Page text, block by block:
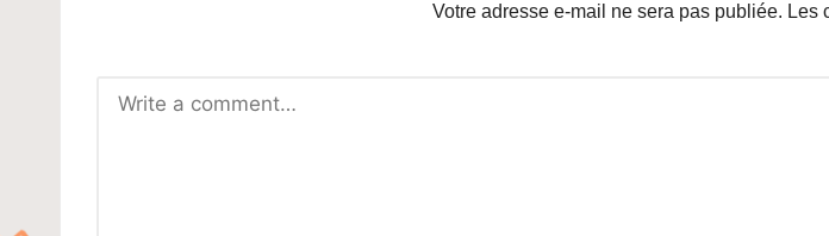
Votre adresse e-mail ne sera pas publiée. Les